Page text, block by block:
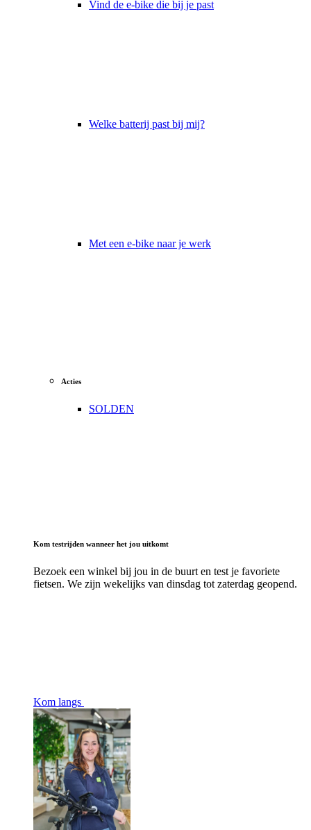
Vind de e-bike die bij je past
Welke batterij past bij mij?
Met een e-bike naar je werk
Acties
SOLDEN
Kom testrijden wanneer het jou uitkomt
Bezoek een winkel bij jou in de buurt en test je favoriete
fietsen. We zijn wekelijks van dinsdag tot zaterdag geopend.
Kom langs